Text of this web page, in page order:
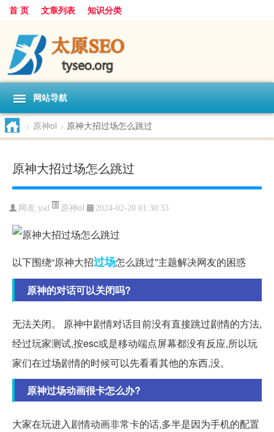
首 页 文章列表 知识分类
网站导航
> 原神ol > 原神大招过场怎么跳过
原神大招过场怎么跳过
网友:ysd 原神ol 2024-02-20 01:30:33
以下围绕“原神大招过场怎么跳过”主题解决网友的困惑
原神的对话可以关闭吗?
无法关闭。 原神中剧情对话目前没有直接跳过剧情的方法,
经过玩家测试,按esc或是移动端点屏幕都没有反应,所以玩
家们在过场剧情的时候可以先看看其他的东西,没。
原神过场动画很卡怎么办?
大家在玩进入剧情动画非常卡的话,多半是因为手机的配置